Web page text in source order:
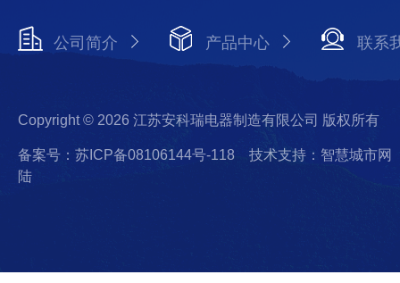
公司简介 产品中心 联系
Copyright © 2026 江苏安科瑞电器制造有限公司 版权所有
备案号：苏ICP备08106144号-118
技术支持：智慧城市网
陆